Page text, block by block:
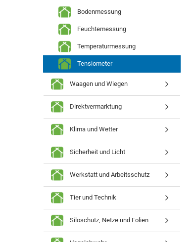
Bodenmessung
Feuchtemessung
Temperaturmessung
Tensiometer
Waagen und Wiegen
Direktvermarktung
Klima und Wetter
Sicherheit und Licht
Werkstatt und Arbeitsschutz
Tier und Technik
Siloschutz, Netze und Folien